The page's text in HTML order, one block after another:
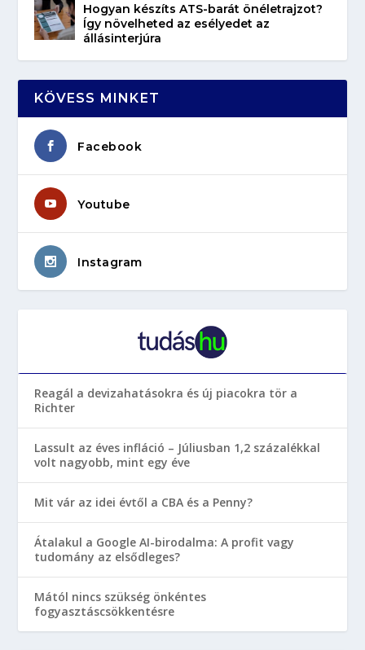
Hogyan készíts ATS-barát önéletrajzot?
Így növelheted az esélyedet az
állásinterjúra
KÖVESS MINKET
Facebook
Youtube
Instagram
Reagál a devizahatásokra és új piacokra tör a
Richter
Lassult az éves infláció – Júliusban 1,2 százalékkal
volt nagyobb, mint egy éve
Mit vár az idei évtől a CBA és a Penny?
Átalakul a Google AI-birodalma: A profit vagy
tudomány az elsődleges?
Mától nincs szükség önkéntes
fogyasztáscsökkentésre